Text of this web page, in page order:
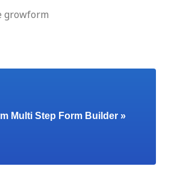
growform
Multi Step Form Builder »